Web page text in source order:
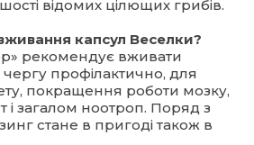
відомих цілющих грибів.
капсул Веселки?
рекомендує вживати
профілактично, для
покращення роботи мозку,
і загалом ноотроп. Поряд з
стане в пригоді також в